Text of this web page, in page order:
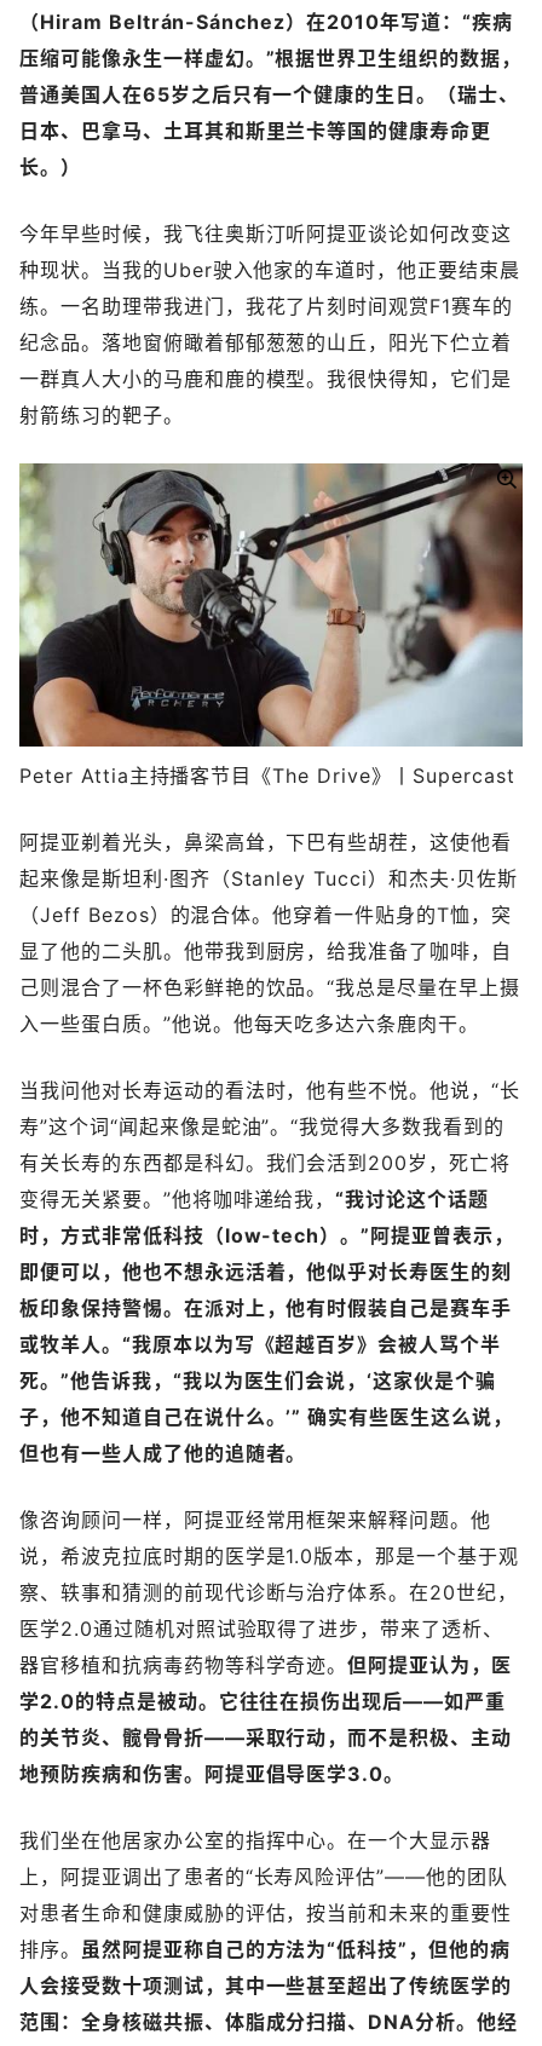
（Hiram Beltrán-Sánchez）在2010年写道：“疾病
压缩可能像永生一样虚幻。”根据世界卫生组织的数据，
普通美国人在65岁之后只有一个健康的生日。（瑞士、
日本、巴拿马、土耳其和斯里兰卡等国的健康寿命更
长。）
今年早些时候，我飞往奥斯汀听阿提亚谈论如何改变这
种现状。当我的Uber驶入他家的车道时，他正要结束晨
练。一名助理带我进门，我花了片刻时间观赏F1赛车的
纪念品。落地窗俯瞰着郁郁葱葱的山丘，阳光下伫立着
一群真人大小的马鹿和鹿的模型。我很快得知，它们是
射箭练习的靶子。
Peter Attia主持播客节目《The Drive》丨Supercast
阿提亚剃着光头，鼻梁高耸，下巴有些胡茬，这使他看
起来像是斯坦利·图齐（Stanley Tucci）和杰夫·贝佐斯
（Jeff Bezos）的混合体。他穿着一件贴身的T恤，突
显了他的二头肌。他带我到厨房，给我准备了咖啡，自
己则混合了一杯色彩鲜艳的饮品。“我总是尽量在早上摄
入一些蛋白质。”他说。他每天吃多达六条鹿肉干。
当我问他对长寿运动的看法时，他有些不悦。他说，“长
寿”这个词“闻起来像是蛇油”。“我觉得大多数我看到的
有关长寿的东西都是科幻。我们会活到200岁，死亡将
变得无关紧要。”他将咖啡递给我，“我讨论这个话题
时，方式非常低科技（low-tech）。”阿提亚曾表示，
即便可以，他也不想永远活着，他似乎对长寿医生的刻
板印象保持警惕。在派对上，他有时假装自己是赛车手
或牧羊人。“我原本以为写《超越百岁》会被人骂个半
死。”他告诉我，“我以为医生们会说，‘这家伙是个骗
子，他不知道自己在说什么。’” 确实有些医生这么说，
但也有一些人成了他的追随者。
像咨询顾问一样，阿提亚经常用框架来解释问题。他
说，希波克拉底时期的医学是1.0版本，那是一个基于观
察、轶事和猜测的前现代诊断与治疗体系。在20世纪，
医学2.0通过随机对照试验取得了进步，带来了透析、
器官移植和抗病毒药物等科学奇迹。但阿提亚认为，医
学2.0的特点是被动。它往往在损伤出现后——如严重
的关节炎、髋骨骨折——采取行动，而不是积极、主动
地预防疾病和伤害。
阿提亚倡导医学3.0。
我们坐在他居家办公室的指挥中心。在一个大显示器
上，阿提亚调出了患者的“长寿风险评估”——他的团队
对患者生命和健康威胁的评估，按当前和未来的重要性
排序。
虽然阿提亚称自己的方法为“低科技”，但他的病
人会接受数十项测试，其中一些甚至超出了传统医学的
范围：全身核磁共振、体脂成分扫描、DNA分析。他经